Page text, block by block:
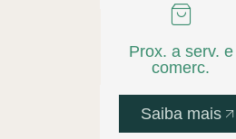
Prox. a serv. e
comerc.
Saiba mais